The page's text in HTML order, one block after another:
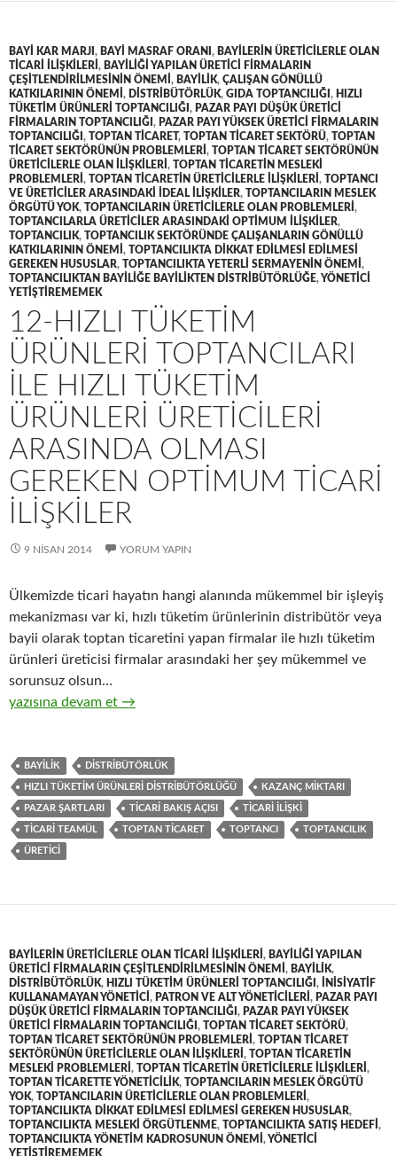
BAYI KAR MARJI , BAYI MASRAF ORANI , BAYILERIN ÜRETICILERLE OLAN
TICARI ILIŞKILERI , BAYILIĞI YAPILAN ÜRETICI FIRMALARIN
ÇEŞITLENDIRILMESININ ÖNEMI , BAYILIK, ÇALIŞAN GÖNÜLLÜ
KATKILARININ ÖNEMI , DISTRIBÜTÖRLÜK, GIDA TOPTANCILIĞI , HIZLI
TÜKETIM ÜRÜNLERI TOPTANCILIĞI , PAZAR PAYI DÜŞÜK ÜRETICI
FIRMALARIN TOPTANCILIĞI , PAZAR PAYI YÜKSEK ÜRETICI FIRMALARIN
TOPTANCILIĞI , TOPTAN TICARET, TOPTAN TICARET SEKTÖRÜ, TOPTAN
TICARET SEKTÖRÜNÜN PROBLEMLERI , TOPTAN TICARET SEKTÖRÜNÜN
ÜRETICILERLE OLAN ILIŞKILERI , TOPTAN TICARETIN MESLEKI
PROBLEMLERI , TOPTAN TICARETIN ÜRETICILERLE ILIŞKILERI , TOPTANCI
VE ÜRETICILER ARASINDAKI IDEAL ILIŞKILER, TOPTANCILARIN MESLEK
ÖRGÜTÜ YOK, TOPTANCILARIN ÜRETICILERLE OLAN PROBLEMLERI ,
TOPTANCILARLA ÜRETICILER ARASINDAKI OPTIMUM ILIŞKILER,
TOPTANCILIK, TOPTANCILIK SEKTÖRÜNDE ÇALIŞANLARIN GÖNÜLLÜ
KATKILARININ ÖNEMI , TOPTANCILIKTA DIKKAT EDILMESI EDILMESI
GEREKEN HUSUSLAR, TOPTANCILIKTA YETERLI SERMAYENIN ÖNEMI ,
TOPTANCILIKTAN BAYILIĞE BAYILIKTEN DISTRIBÜTÖRLÜĞE,YÖNETICI
YETIŞTIREMEMEK
12-HIZLI TÜKETIM
ÜRÜNLERI TOPTANCILARI
ILE HIZLI TÜKETIM
ÜRÜNLERI ÜRETICILERI
ARASINDA OLMASI
GEREKEN OPTIMUM TICARI
ILIŞKILER
9 NISAN 2014 YORUM YAPIN
Ülkemizde ticari hayatın hangi alanında mükemmel bir işleyiş
mekanizması var ki, hızlı tüketim ürünlerinin distribütör veya
bayii olarak toptan ticaretini yapan firmalar ile hızlı tüketim
ürünleri üreticisi firmalar arasındaki her şey mükemmel ve
sorunsuz olsun…
12-Hızlı tüketim ürünleri toptancıları ile hızlı tüketim
yazısına devam et →
BAYILIK DISTRIBÜTÖRLÜK
HIZLI TÜKETIM ÜRÜNLERI DISTRIBÜTÖRLÜĞÜ KAZANÇ MIKTARI
PAZAR ŞARTLARI TICARI BAKIŞ AÇISI TICARI ILIŞKI
TICARI TEAMÜL TOPTAN TICARET TOPTANCI TOPTANCILIK
ÜRETICI
BAYILERIN ÜRETICILERLE OLAN TICARI ILIŞKILERI , BAYILIĞI YAPILAN
ÜRETICI FIRMALARIN ÇEŞITLENDIRILMESININ ÖNEMI , BAYILIK,
DISTRIBÜTÖRLÜK, HIZLI TÜKETIM ÜRÜNLERI TOPTANCILIĞI ,
INISIYATIF
KULLANAMAYAN YÖNETICI , PATRON VE ALT YÖNETICILERI , PAZAR PAYI
DÜŞÜK ÜRETICI FIRMALARIN TOPTANCILIĞI , PAZAR PAYI YÜKSEK
ÜRETICI FIRMALARIN TOPTANCILIĞI , TOPTAN TICARET SEKTÖRÜ,
TOPTAN TICARET SEKTÖRÜNÜN PROBLEMLERI , TOPTAN TICARET
SEKTÖRÜNÜN ÜRETICILERLE OLAN ILIŞKILERI , TOPTAN TICARETIN
MESLEKI PROBLEMLERI , TOPTAN TICARETIN ÜRETICILERLE ILIŞKILERI ,
TOPTAN TICARETTE YÖNETICILIK, TOPTANCILARIN MESLEK ÖRGÜTÜ
YOK, TOPTANCILARIN ÜRETICILERLE OLAN PROBLEMLERI ,
TOPTANCILIKTA DIKKAT EDILMESI EDILMESI GEREKEN HUSUSLAR,
TOPTANCILIKTA MESLEKI ÖRGÜTLENME, TOPTANCILIKTA SATIŞ HEDEFI ,
TOPTANCILIKTA YÖNETIM KADROSUNUN ÖNEMI ,YÖNETICI
YETIŞTIREMEMEK